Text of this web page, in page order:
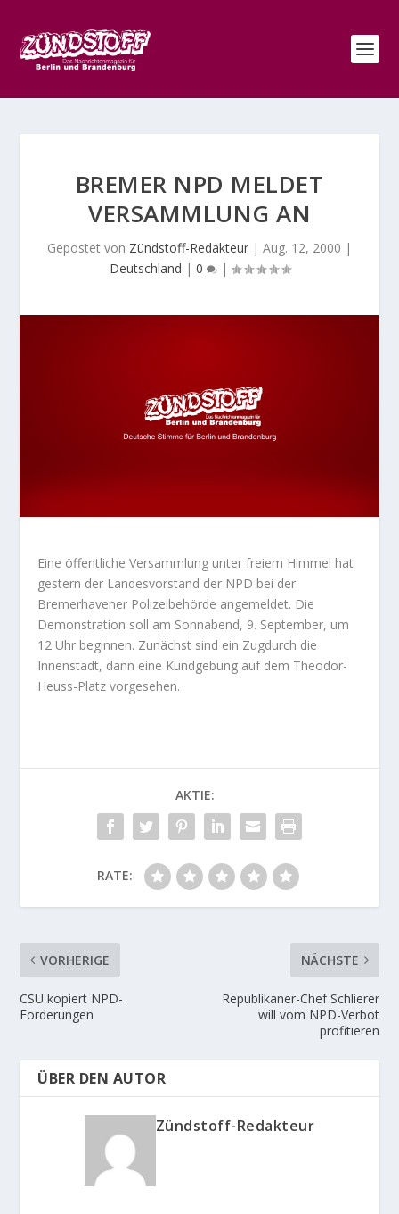
BREMER NPD MELDET
VERSAMMLUNG AN
Gepostet von Zündstoff-Redakteur | Aug. 12, 2000 |
Deutschland | 0 |
Eine öffentliche Versammlung unter freiem Himmel hat
gestern der Landesvorstand der NPD bei der
Bremerhavener Polizeibehörde angemeldet. Die
Demonstration soll am Sonnabend, 9. September, um
12 Uhr beginnen. Zunächst sind ein Zugdurch die
Innenstadt, dann eine Kundgebung auf dem Theodor-
Heuss-Platz vorgesehen.
AKTIE:
RATE:
VORHERIGE
CSU kopiert NPD-
Forderungen
NÄCHSTE
Republikaner-Chef Schlierer
will vom NPD-Verbot
profitieren
ÜBER DEN AUTOR
Zündstoff-Redakteur